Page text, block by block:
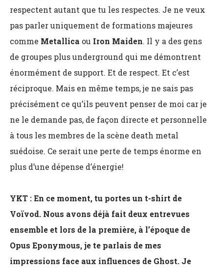
respectent autant que tu les respectes. Je ne veux
pas parler uniquement de formations majeures
comme Metallica ou Iron Maiden. Il y a des gens
de groupes plus underground qui me démontrent
énormément de support. Et de respect. Et c’est
réciproque. Mais en même temps, je ne sais pas
précisément ce qu’ils peuvent penser de moi car je
ne le demande pas, de façon directe et personnelle
à tous les membres de la scène death metal
suédoise. Ce serait une perte de temps énorme en
plus d’une dépense d’énergie!
YKT : En ce moment, tu portes un t-shirt de
Voïvod. Nous avons déjà fait deux entrevues
ensemble et lors de la première, à l’époque de
Opus Eponymous, je te parlais de mes
impressions face aux influences de Ghost. Je